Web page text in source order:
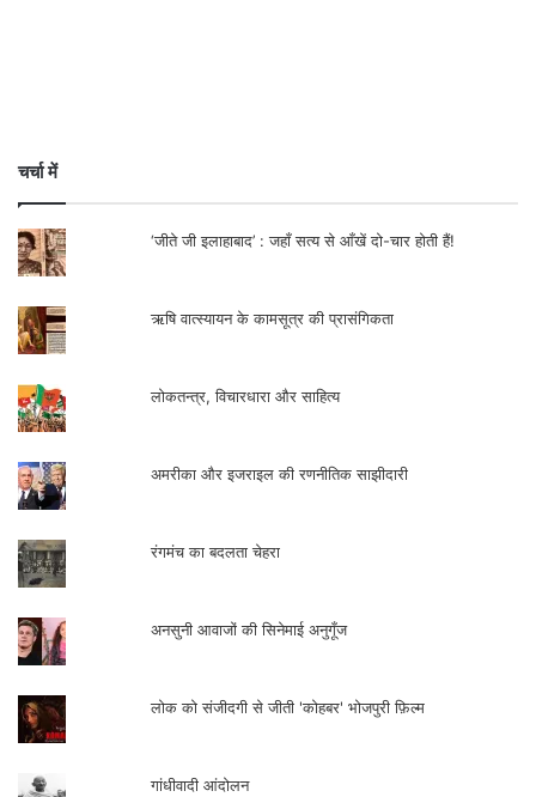
चर्चा में
‘जीते जी इलाहाबाद’ : जहाँ सत्य से आँखें दो-चार होती हैं!
ऋषि वात्स्यायन के कामसूत्र की प्रासंगिकता
लोकतन्त्र, विचारधारा और साहित्य
अमरीका और इजराइल की रणनीतिक साझीदारी
रंगमंच का बदलता चेहरा
अनसुनी आवाजों की सिनेमाई अनुगूँज
लोक को संजीदगी से जीती 'कोहबर' भोजपुरी फ़िल्म
गांधीवादी आंदोलन